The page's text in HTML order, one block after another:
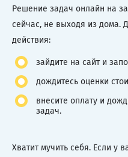
Решение задач онлайн на
сейчас, не выходя из дома.
действия:
зайдите на сайт и
дождитесь оценки
внесите оплату и
задач.
Хватит мучить себя. Если у